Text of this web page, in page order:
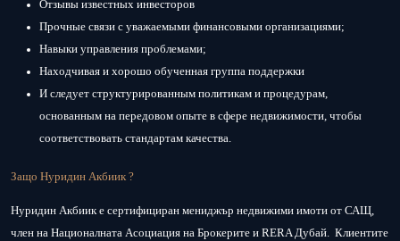
Отзывы известных инвесторов
Прочные связи с уважаемыми финансовыми организациями;
Навыки управления проблемами;
Находчивая и хорошо обученная группа поддержки
И следует структурированным политикам и процедурам,
основанным на передовом опыте в сфере недвижимости, чтобы
соответствовать стандартам качества.
Защо Нуридин Акбиик ?
Нуридин Акбиик е сертифициран мениджър недвижими имоти от САЩ,
член на Националната Асоциация на Брокерите и RERA Дубай. Клиентите